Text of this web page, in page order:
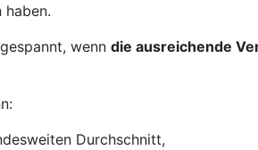
haben.
wenn die ausreichende
Durchschnitt,